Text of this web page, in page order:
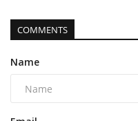
COMMENTS
Name